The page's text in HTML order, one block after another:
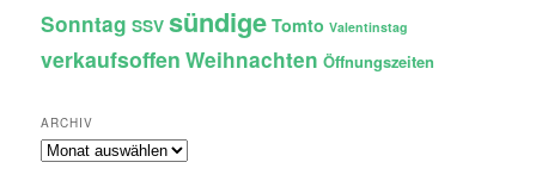
Sonntag SSV sündige Tomto Valentinstag
verkaufsoffen Weihnachten Öffnungszeiten
ARCHIV
Archiv